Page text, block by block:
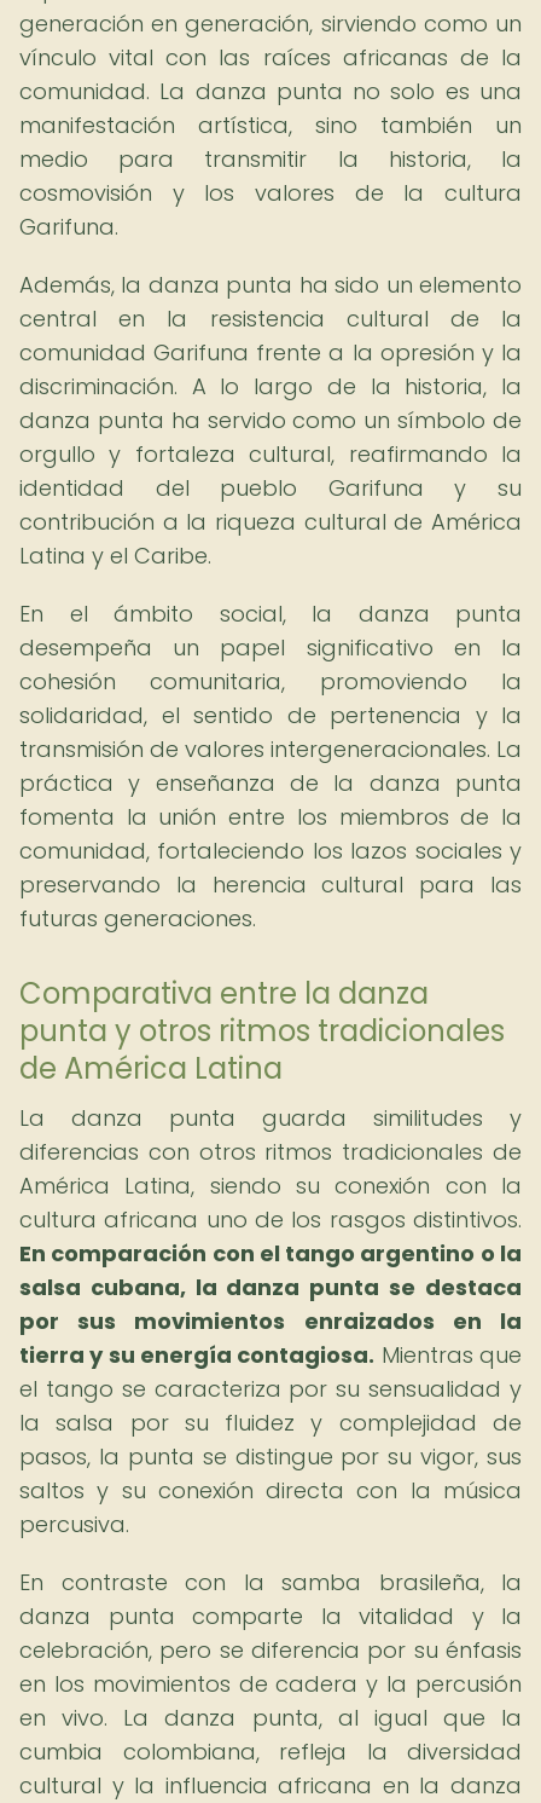
generación en generación, sirviendo como un
vínculo vital con las raíces africanas de la
comunidad. La danza punta no solo es una
manifestación artística, sino también un
medio para transmitir la historia, la
cosmovisión y los valores de la cultura
Garifuna.
Además, la danza punta ha sido un elemento
central en la resistencia cultural de la
comunidad Garifuna frente a la opresión y la
discriminación. A lo largo de la historia, la
danza punta ha servido como un símbolo de
orgullo y fortaleza cultural, reafirmando la
identidad del pueblo Garifuna y su
contribución a la riqueza cultural de América
Latina y el Caribe.
En el ámbito social, la danza punta
desempeña un papel significativo en la
cohesión comunitaria, promoviendo la
solidaridad, el sentido de pertenencia y la
transmisión de valores intergeneracionales. La
práctica y enseñanza de la danza punta
fomenta la unión entre los miembros de la
comunidad, fortaleciendo los lazos sociales y
preservando la herencia cultural para las
futuras generaciones.
Comparativa entre la danza
punta y otros ritmos tradicionales
de América Latina
La danza punta guarda similitudes y
diferencias con otros ritmos tradicionales de
América Latina, siendo su conexión con la
cultura africana uno de los rasgos distintivos.
En comparación con el tango argentino o la
salsa cubana, la danza punta se destaca
por sus movimientos enraizados en la
tierra y su energía contagiosa. Mientras que
el tango se caracteriza por su sensualidad y
la salsa por su fluidez y complejidad de
pasos, la punta se distingue por su vigor, sus
saltos y su conexión directa con la música
percusiva.
En contraste con la samba brasileña, la
danza punta comparte la vitalidad y la
celebración, pero se diferencia por su énfasis
en los movimientos de cadera y la percusión
en vivo. La danza punta, al igual que la
cumbia colombiana, refleja la diversidad
cultural y la influencia africana en la danza